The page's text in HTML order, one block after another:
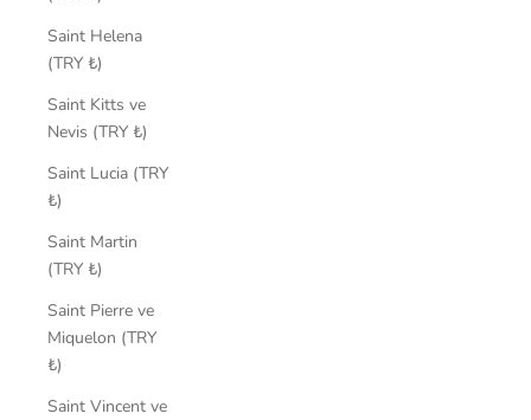
Saint Helena
(TRY ₺)
Saint Kitts ve
Nevis (TRY ₺)
Saint Lucia (TRY
₺)
Saint Martin
(TRY ₺)
Saint Pierre ve
Miquelon (TRY
₺)
Saint Vincent ve